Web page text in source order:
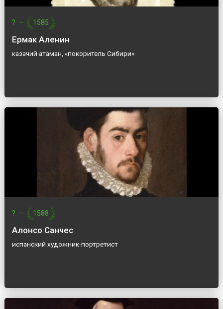
? — 1585
Ермак Аленин
казачий атаман, «покоритель Сибири»
? — 1588
Алонсо Санчес
испанский художник-портретист